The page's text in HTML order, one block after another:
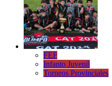
FEF
Infanto Juvenil
Torneos Provinciales